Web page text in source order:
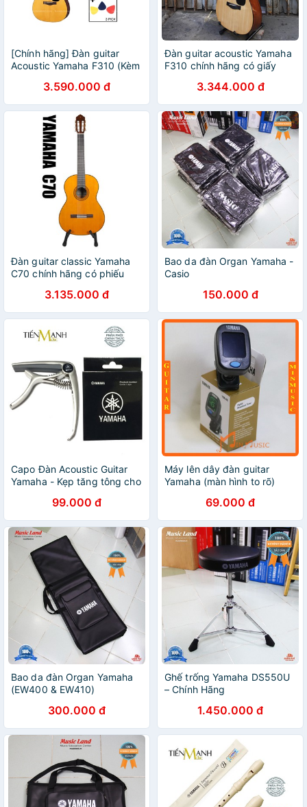
[Chính hãng] Đàn guitar
Acoustic Yamaha F310 (Kèm
3.590.000 đ
Đàn guitar acoustic Yamaha
F310 chính hãng có giấy
vinaguitar tặng full 12 phụ
kiện
3.344.000 đ
Đàn guitar classic Yamaha
C70 chính hãng có phiếu
guitar cổ điển đáng mua
tặng full phụ kiện
3.135.000 đ
Bao da đàn Organ Yamaha -
Casio
150.000 đ
Capo Đàn Acoustic Guitar
Yamaha - Kẹp tăng tông cho
chốt chặn giữ dây trên
Ngựa
99.000 đ
Máy lên dây đàn guitar
Yamaha (màn hình to rõ)
69.000 đ
Bao da đàn Organ Yamaha
(EW400 & EW410)
300.000 đ
Ghế trống Yamaha DS550U
– Chính Hãng
1.450.000 đ